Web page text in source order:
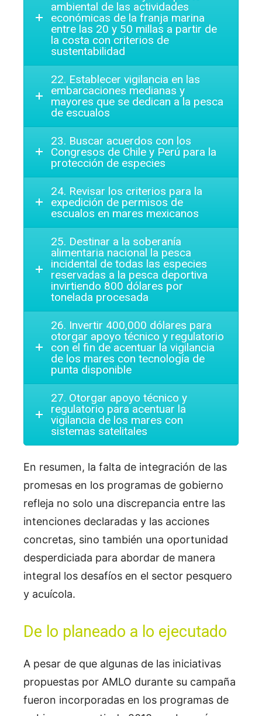
ambiental de las actividades
económicas de la franja marina
entre las 20 y 50 millas a partir de
la costa con criterios de
sustentabilidad
22. Establecer vigilancia en las
embarcaciones medianas y
mayores que se dedican a la pesca
de escualos
23. Buscar acuerdos con los
Congresos de Chile y Perú para la
protección de especies
24. Revisar los criterios para la
expedición de permisos de
escualos en mares mexicanos
25. Destinar a la soberanía
alimentaria nacional la pesca
incidental de todas las especies
reservadas a la pesca deportiva
invirtiendo 800 dólares por
tonelada procesada
26. Invertir 400,000 dólares para
otorgar apoyo técnico y regulatorio
con el fin de acentuar la vigilancia
de los mares con tecnología de
punta disponible
27. Otorgar apoyo técnico y
regulatorio para acentuar la
vigilancia de los mares con
sistemas satelitales
En resumen, la falta de integración de las
promesas en los programas de gobierno
refleja no solo una discrepancia entre las
intenciones declaradas y las acciones
concretas, sino también una oportunidad
desperdiciada para abordar de manera
integral los desafíos en el sector pesquero
y acuícola.
De lo planeado a lo ejecutado
A pesar de que algunas de las iniciativas
propuestas por AMLO durante su campaña
fueron incorporadas en los programas de